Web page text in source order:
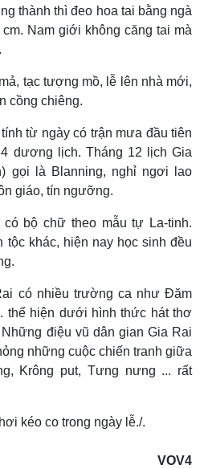
thành thì đeo hoa tai bằng ngà
Nam giới không căng tai mà
tạc tượng mồ, lễ lên nhà mới,
cồng chiêng.
từ ngày có trận mưa đầu tiên
dương lịch. Tháng 12 lịch Gia
gọi là Blanning, nghỉ ngơi lao
giáo, tín ngưỡng.
bộ chữ theo mẫu tự La-tinh.
tộc khác, hiện nay học sinh đều
có nhiều trường ca như Ðăm
thể hiện dưới hình thức hát thơ
điệu vũ dân gian Gia Rai
những cuộc chiến tranh giữa
Krông put, Tưng nưng ... rất
kéo co trong ngày lễ./.
VOV4